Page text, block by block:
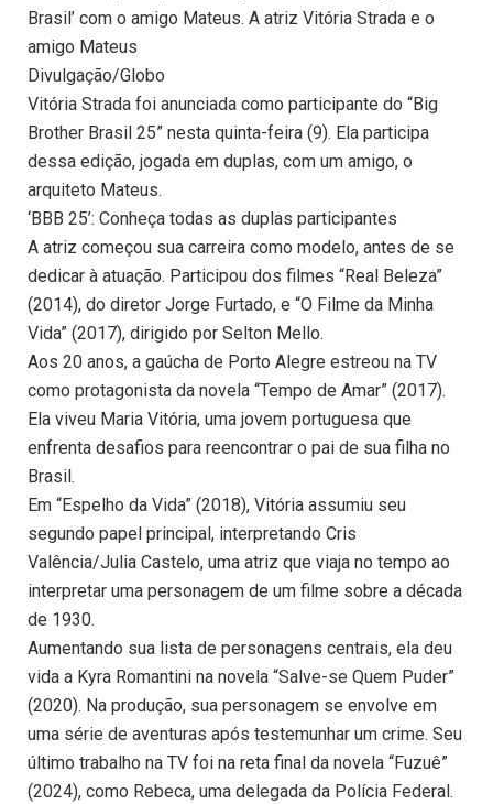
Brasil’ com o amigo Mateus. A atriz Vitória Strada e o
amigo Mateus
Divulgação/Globo
Vitória Strada foi anunciada como participante do “Big
Brother Brasil 25” nesta quinta-feira (9). Ela participa
dessa edição, jogada em duplas, com um amigo, o
arquiteto Mateus.
‘BBB 25’: Conheça todas as duplas participantes
A atriz começou sua carreira como modelo, antes de se
dedicar à atuação. Participou dos filmes “Real Beleza”
(2014), do diretor Jorge Furtado, e “O Filme da Minha
Vida” (2017), dirigido por Selton Mello.
Aos 20 anos, a gaúcha de Porto Alegre estreou na TV
como protagonista da novela “Tempo de Amar” (2017).
Ela viveu Maria Vitória, uma jovem portuguesa que
enfrenta desafios para reencontrar o pai de sua filha no
Brasil.
Em “Espelho da Vida” (2018), Vitória assumiu seu
segundo papel principal, interpretando Cris
Valência/Julia Castelo, uma atriz que viaja no tempo ao
interpretar uma personagem de um filme sobre a década
de 1930.
Aumentando sua lista de personagens centrais, ela deu
vida a Kyra Romantini na novela “Salve-se Quem Puder”
(2020). Na produção, sua personagem se envolve em
uma série de aventuras após testemunhar um crime. Seu
último trabalho na TV foi na reta final da novela “Fuzuê”
(2024), como Rebeca, uma delegada da Polícia Federal.